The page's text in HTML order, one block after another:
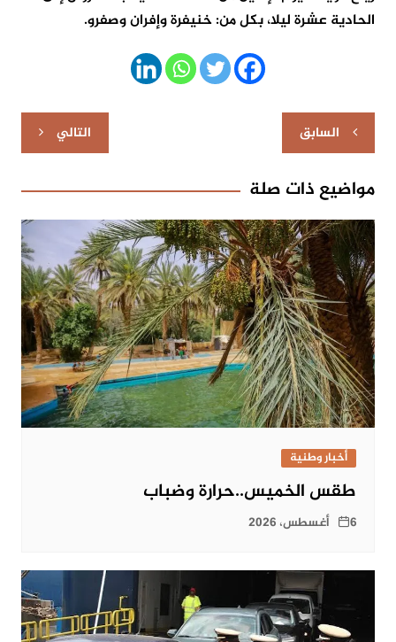
الحادية عشرة ليلا، بكل من: خنيفرة وإفران وصفرو.
تصفّح
المقالات
السابق التالي
مواضيع ذات صلة
أخبار وطنية
طقس الخميس..حرارة وضباب
6 أغسطس، 2026